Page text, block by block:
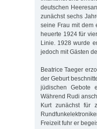
deutschen
zunächst sechs
seine Frau mit dem
heuerte 1924 für
Linie. 1928 wurde
jedoch mit Gästen
Beatrice Taeger
der Geburt
jüdischen Gebote
Während Rudi
Kurt zunächst für
Freizeit fuhr er